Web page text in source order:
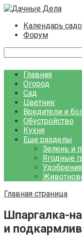
Перейти
контентуКалендарь
Форум
Главная
Огород
Сад
Цветник
Вредители и
Обустройство
Кухня
Еще разделы
Зелень и
Ягодные
Главная страница
Шпаргалка-
и